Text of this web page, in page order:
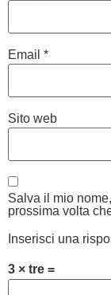
Email *
Sito web
Salva il mio
prossima volta
Inserisci una
3 × tre =